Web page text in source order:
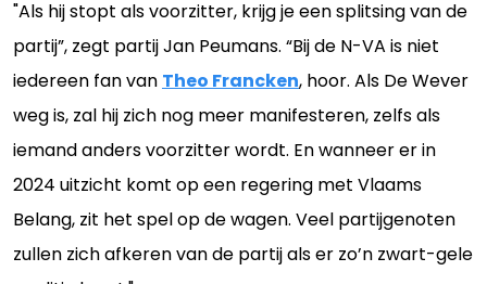
"Als hij stopt als voorzitter, krijg je een splitsing van de
partij”, zegt partij Jan Peumans. “Bij de N-VA is niet
iedereen fan van Theo Francken, hoor. Als De Wever
weg is, zal hij zich nog meer manifesteren, zelfs als
iemand anders voorzitter wordt. En wanneer er in
2024 uitzicht komt op een regering met Vlaams
Belang, zit het spel op de wagen. Veel partijgenoten
zullen zich afkeren van de partij als er zo’n zwart-gele